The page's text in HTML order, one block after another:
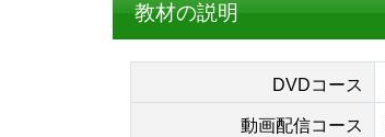
教材の説明
DVDコース
動画配信コース